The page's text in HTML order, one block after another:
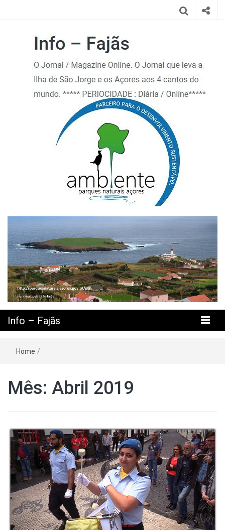
Info – Fajãs
Home /
Mês: Abril 2019